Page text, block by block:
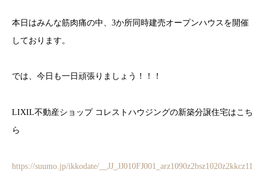
本日はみんな筋肉痛の中、3か所同時建売オープンハウスを開催
しております。
では、今日も一日頑張りましょう！！！
LIXIL不動産ショップ コレストハウジングの新築分譲住宅はこち
ら
https://suumo.jp/ikkodate/__JJ_JJ010FJ001_arz1090z2bsz1020z2kkcz11